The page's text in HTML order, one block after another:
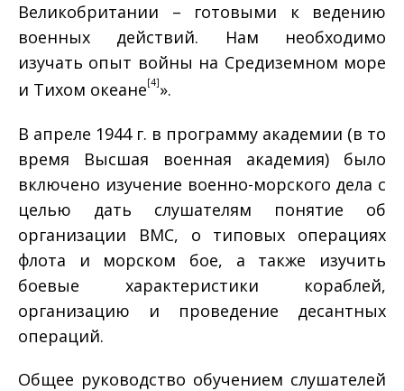
Великобритании – готовыми к ведению
военных действий. Нам необходимо
изучать опыт войны на Средиземном море
и Тихом океане[4]».
В апреле 1944 г. в программу академии (в то
время Высшая военная академия) было
включено изучение военно-морского дела с
целью дать слушателям понятие об
организации ВМС, о типовых операциях
флота и морском бое, а также изучить
боевые характеристики кораблей,
организацию и проведение десантных
операций.
Общее руководство обучением слушателей